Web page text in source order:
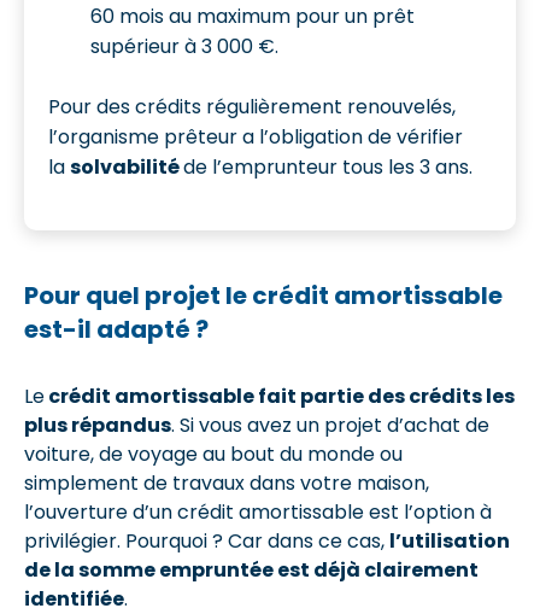
60 mois au maximum pour un prêt
supérieur à 3 000 €.
Pour des crédits régulièrement renouvelés,
l’organisme prêteur a l’obligation de vérifier
lasolvabilitéde l’emprunteur tous les 3 ans.
Pour quel projet le crédit amortissable
est-il adapté ?
Lecrédit amortissable fait partie des crédits les
plus répandus. Si vous avez un projet d’achat de
voiture, de voyage au bout du monde ou
simplement de travaux dans votre maison,
l’ouverture d’un crédit amortissable est l’option à
privilégier. Pourquoi ? Car dans ce cas, l’utilisation
de la somme empruntée est déjà clairement
identifiée.